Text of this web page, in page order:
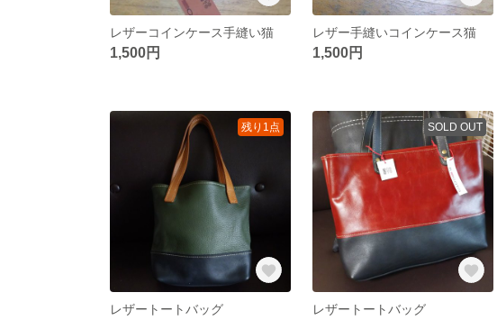
レザーコインケース手縫い猫
1,500円
レザー手縫いコインケース猫
1,500円
残り1点
レザートートバッグ
SOLD OUT
レザートートバッグ